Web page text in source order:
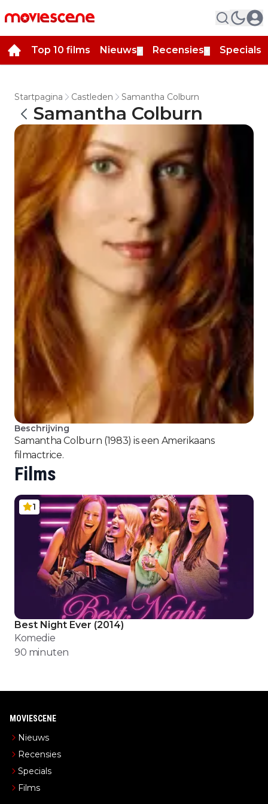
Top 10 films Nieuws Recensies Specials
Startpagina Castleden Samantha Colburn
Samantha Colburn
Beschrijving
Samantha Colburn (1983) is een Amerikaans
filmactrice.
Films
1
Best Night Ever (2014)
Komedie
90 minuten
MOVIESCENE
Nieuws
Recensies
Specials
Films